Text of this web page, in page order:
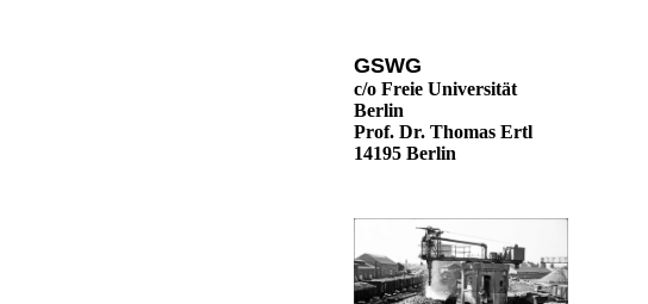
GSWG
c/o Freie Universität
Berlin
Prof. Dr. Thomas Ertl
14195 Berlin